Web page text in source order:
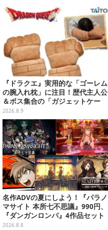
像39枚】
『ドラクエ』実用的な「ゴーレム
の腕入れ枕」に注目！歴代主人公
＆ボス集合の「ガジェットケー
ス」ほか9プライズが続々展開
2026.8.9
名作ADVの夏にしよう！『パラノ
マサイト 本所七不思議』990円、
『ダンガンロンパ』4作品セット
で3,060円、“お紳士”な恋愛ADV
2026.8.8